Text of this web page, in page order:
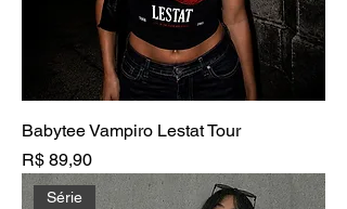
Babytee Vampiro Lestat Tour
Preço
R$ 89,90
Série